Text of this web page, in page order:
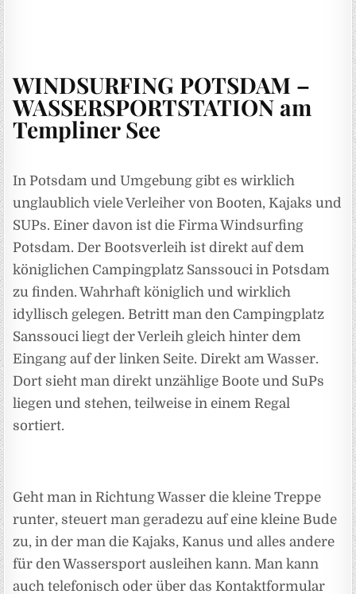
WINDSURFING POTSDAM –
WASSERSPORTSTATION am
Templiner See
In Potsdam und Umgebung gibt es wirklich
unglaublich viele Verleiher von Booten, Kajaks und
SUPs. Einer davon ist die Firma Windsurfing
Potsdam. Der Bootsverleih ist direkt auf dem
königlichen Campingplatz Sanssouci in Potsdam
zu finden. Wahrhaft königlich und wirklich
idyllisch gelegen. Betritt man den Campingplatz
Sanssouci liegt der Verleih gleich hinter dem
Eingang auf der linken Seite. Direkt am Wasser.
Dort sieht man direkt unzählige Boote und SuPs
liegen und stehen, teilweise in einem Regal
sortiert.
Geht man in Richtung Wasser die kleine Treppe
runter, steuert man geradezu auf eine kleine Bude
zu, in der man die Kajaks, Kanus und alles andere
für den Wassersport ausleihen kann. Man kann
auch telefonisch oder über das Kontaktformular